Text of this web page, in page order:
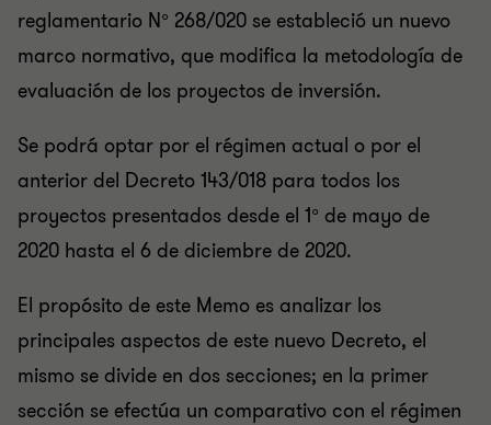
reglamentario N° 268/020 se estableció un nuevo
marco normativo, que modifica la metodología de
evaluación de los proyectos de inversión.
Se podrá optar por el régimen actual o por el
anterior del Decreto 143/018 para todos los
proyectos presentados desde el 1° de mayo de
2020 hasta el 6 de diciembre de 2020.
El propósito de este Memo es analizar los
principales aspectos de este nuevo Decreto, el
mismo se divide en dos secciones; en la primer
sección se efectúa un comparativo con el régimen